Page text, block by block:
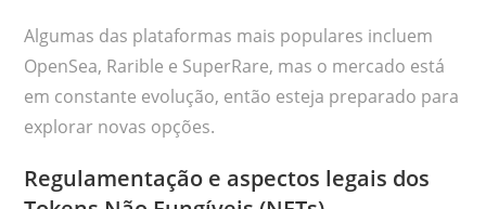
Algumas das plataformas mais populares incluem
OpenSea, Rarible e SuperRare, mas o mercado está
em constante evolução, então esteja preparado para
explorar novas opções.
Regulamentação e aspectos legais dos